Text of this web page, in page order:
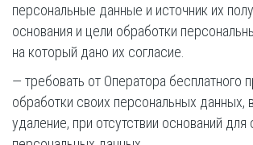
персональные данные и источник их
основания и цели обработки
на который дано их согласие.
— требовать от Оператора бесплатного
обработки своих персональных данных,
удаление, при отсутствии оснований для